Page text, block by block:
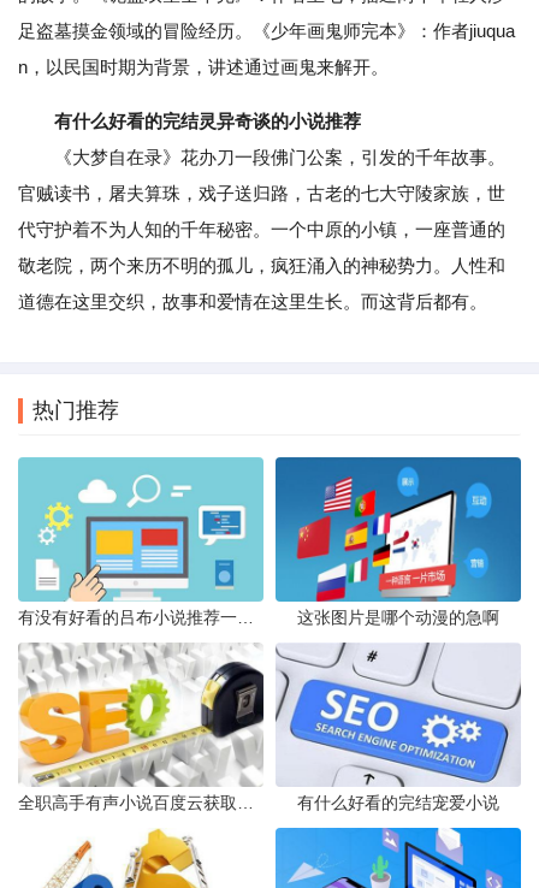
足盗墓摸金领域的冒险经历。《少年画鬼师完本》：作者jiuqua
n，以民国时期为背景，讲述通过画鬼来解开。
有什么好看的完结灵异奇谈的小说推荐
《大梦自在录》花办刀一段佛门公案，引发的千年故事。
官贼读书，屠夫算珠，戏子送归路，古老的七大守陵家族，世
代守护着不为人知的千年秘密。一个中原的小镇，一座普通的
敬老院，两个来历不明的孤儿，疯狂涌入的神秘势力。人性和
道德在这里交织，故事和爱情在这里生长。而这背后都有。
热门推荐
这张图片是哪个动漫的急啊
有什么好看的完结宠爱小说